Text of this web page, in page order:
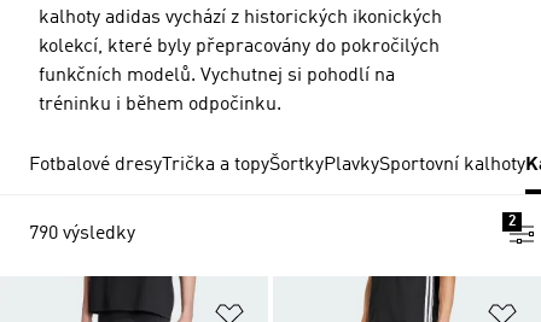
kalhoty adidas vychází z historických ikonických
kolekcí, které byly přepracovány do pokročilých
funkčních modelů. Vychutnej si pohodlí na
tréninku i během odpočinku.
Fotbalové dresy Trička a topyŠortkyPlavkySportovní kalhoty
790 výsledky
2
Přidat do seznamu přání